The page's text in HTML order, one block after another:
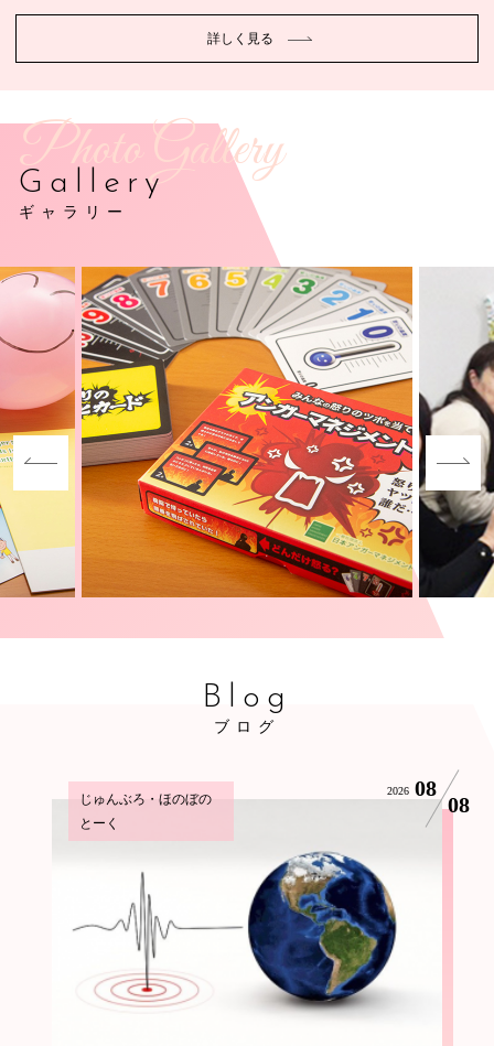
詳しく見る
Photo Gallery
Gallery
ギャラリー
Blog
ブログ
じゅんぶろ・ほのぼの
とーく
2026 08
08